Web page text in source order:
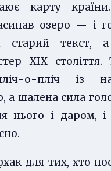
карту
озеро — і
старий текст, а
XIX століття.
о-пліч із
а шалена сила
нього і даром, і
для тих, хто